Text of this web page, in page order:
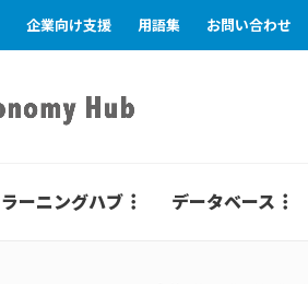
企業向け支援 用語集 お問い合わせ
ラーニングハブ データベース